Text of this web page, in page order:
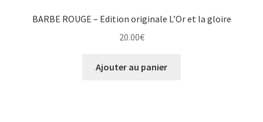
BARBE ROUGE – Edition originale L’Or et la gloire
20.00€
Ajouter au panier